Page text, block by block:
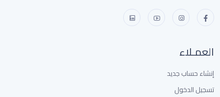
العمـلاء
إنشاء حساب جديد
تسجيل الدخول